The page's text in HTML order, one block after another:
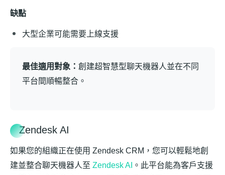
缺點
大型企業可能需要上線支援
最佳適用對象： 創建超智慧型聊天機器人並在不同
平台間順暢整合。
Zendesk AI
如果您的組織正在使用 Zendesk CRM，您可以輕鬆地創
建並整合聊天機器人至 Zendesk AI 。此平台能為客戶支援